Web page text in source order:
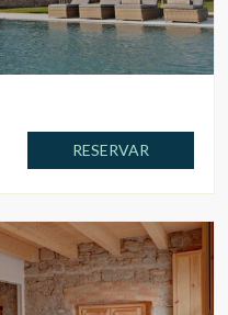
RESERVAR